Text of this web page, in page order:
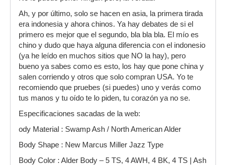
Ah, y por último, solo se hacen en asia, la primera tirada
era indonesia y ahora chinos. Ya hay debates de si el
primero es mejor que el segundo, bla bla bla. El mío es
chino y dudo que haya alguna diferencia con el indonesio
(ya he leído en muchos sitios que NO la hay), pero
bueno ya sabes como es esto, los hay que pone china y
salen corriendo y otros que solo compran USA. Yo te
recomiendo que pruebes (si puedes) uno y verás como
tus manos y tu oído te lo piden, tu corazón ya no se.
Especificaciones sacadas de la web:
ody Material : Swamp Ash / North American Alder
Body Shape : New Marcus Miller Jazz Type
Body Color : Alder Body – 5 TS, 4 AWH, 4 BK, 4 TS | Ash